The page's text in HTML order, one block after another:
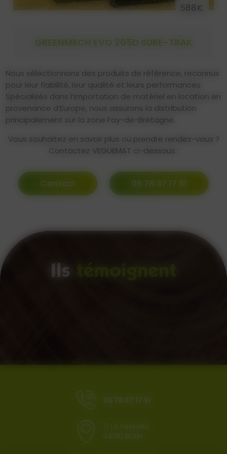
588€
GREENMECH EVO 205D SURE-TRAK
Nous sélectionnons des produits de référence, reconnus
pour leur fiabilité, leur qualité et leurs performances.
Spécialisés dans l’importation de matériel en location en
provenance d’Europe, nous assurons la distribution
principalement sur la zone Fay-de-Bretagne.
Vous souhaitez en savoir plus ou prendre rendez-vous ?
Contactez VEGUEMAT ci-dessous :
Contact 06 78 37 17 91
Ils
06 78 37 17 91
71 La Pessuais